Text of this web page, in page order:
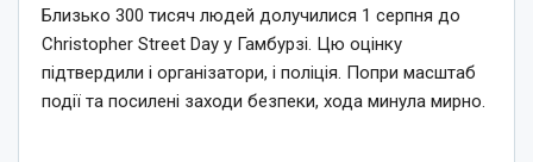
Близько 300 тисяч людей долучилися 1 серпня до
Christopher Street Day у Гамбурзі. Цю оцінку
підтвердили і організатори, і поліція. Попри масштаб
події та посилені заходи безпеки, хода минула мирно.